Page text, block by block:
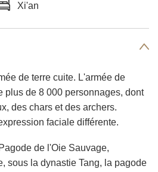
Xi'an
de terre cuite. L'armée de
plus de 8 000 personnages, dont
des chars et des archers.
faciale différente.
de l'Oie Sauvage,
sous la dynastie Tang, la pagode